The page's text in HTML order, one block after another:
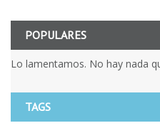
POPULARES
Lo lamentamos. No hay nada
TAGS